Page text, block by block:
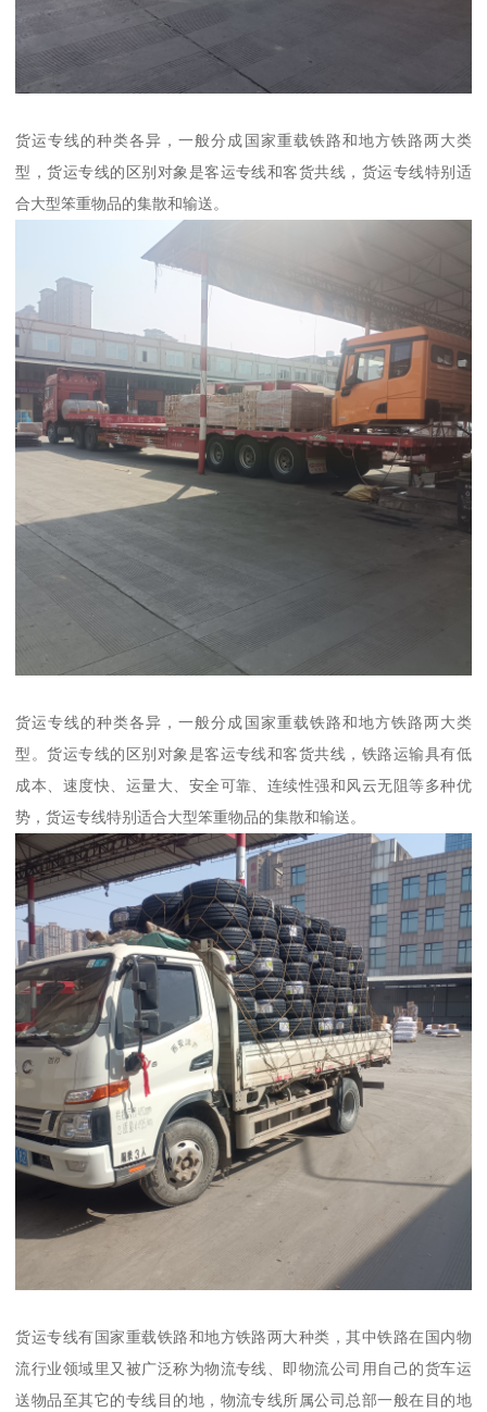
货运专线的种类各异，一般分成国家重载铁路和地方铁路两大类
型，货运专线的区别对象是客运专线和客货共线，货运专线特别适
合大型笨重物品的集散和输送。
货运专线的种类各异，一般分成国家重载铁路和地方铁路两大类
型。货运专线的区别对象是客运专线和客货共线，铁路运输具有低
成本、速度快、运量大、安全可靠、连续性强和风云无阻等多种优
势，货运专线特别适合大型笨重物品的集散和输送。
货运专线有国家重载铁路和地方铁路两大种类，其中铁路在国内物
流行业领域里又被广泛称为物流专线、即物流公司用自己的货车运
送物品至其它的专线目的地，物流专线所属公司总部一般在目的地